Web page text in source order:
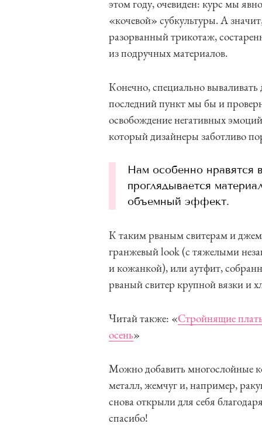
этом году, очевиден: курс мы
«кочевой» субкультуры. А
разорванный трикотаж,
из подручных материалов.
Конечно, специально
последний пункт мы бы и
освобождение негативных
который дизайнеры заботливо
Нам особенно нравятся
проглядывается
объемный эффект.
К таким рваным свитерам и
гранжевый look (c тяжелыми
и кожанкой), или аутфит,
рваный свитер крупной вязки и
Читай также: «Стройнящие
осень»
Можно добавить многослойные
металл, жемчуг и, например,
снова открыли для себя
спасибо!